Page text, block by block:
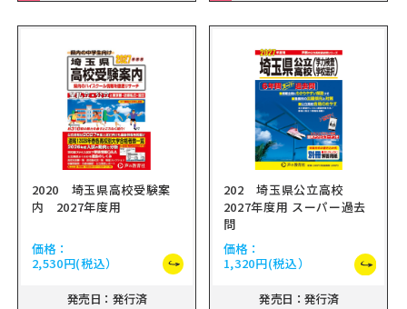
2020 埼玉県高校受験案
内 2027年度用
価格：
2,530円(税込）
発売日：発行済
202 埼玉県公立高校
2027年度用 スーパー過去
問
価格：
1,320円(税込）
発売日：発行済